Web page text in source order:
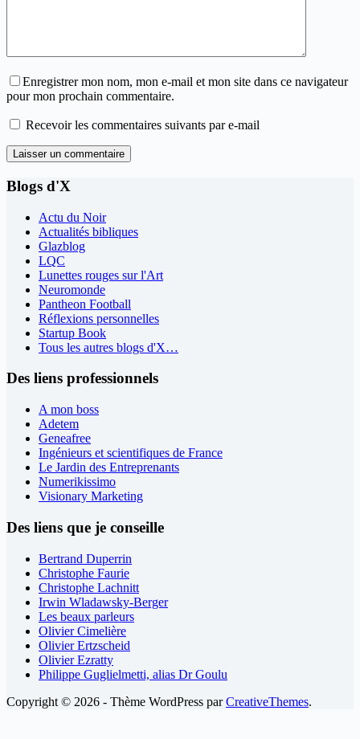
Enregistrer mon nom, mon e-mail et mon site dans ce navigateur
pour mon prochain commentaire.
Recevoir les commentaires suivants par e-mail
Laisser un commentaire
Blogs d'X
Actu du Noir
Actualités bibliques
Glazblog
LQC
Lunettes rouges sur l'Art
Neuromonde
Pantheon Football
Réflexions personnelles
Startup Book
Tous les autres blogs d'X…
Des liens professionnels
A mon boss
Adetem
Geneafree
Ingénieurs et scientifiques de France
Le Jardin des Entreprenants
Numerikissimo
Visionary Marketing
Des liens que je conseille
Bertrand Duperrin
Christophe Faurie
Christophe Lachnitt
Irwin Wladawsky-Berger
Les beaux parleurs
Olivier Cimelière
Olivier Ertzscheid
Olivier Ezratty
Philippe Guglielmetti, alias Dr Goulu
Copyright © 2026 - Thème WordPress parCreativeThemes.